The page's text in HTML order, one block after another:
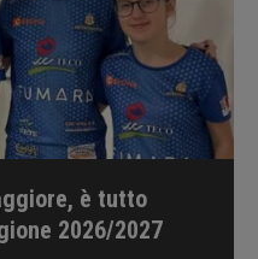
è tutto
2026/2027